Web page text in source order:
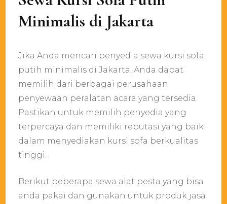
Minimalis di Jakarta
Jika Anda mencari penyedia sewa kursi sofa
putih minimalis di Jakarta, Anda dapat
memilih dari berbagai perusahaan
penyewaan peralatan acara yang tersedia.
Pastikan untuk memilih penyedia yang
terpercaya dan memiliki reputasi yang baik
dalam menyediakan kursi sofa berkualitas
tinggi.
Berikut beberapa sewa alat pesta yang bisa
anda pakai dan gunakan untuk produk jasa